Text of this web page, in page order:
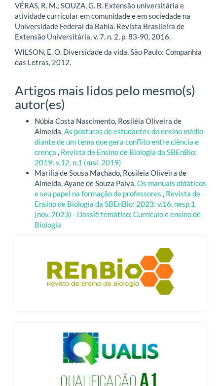
VÉRAS, R. M.; SOUZA, G. B. Extensão universitária e
atividade curricular em comunidade e em sociedade na
Universidade Federal da Bahia. Revista Brasileira de
Extensão Universitária, v. 7, n. 2, p. 83-90, 2016.
WILSON, E. O. Diversidade da vida. São Paulo: Companhia
das Letras, 2012.
Artigos mais lidos pelo mesmo(s)
autor(es)
Núbia Costa Nascimento, Rosiléia Oliveira de
Almeida,As posturas de estudantes do ensino médio
diante de um tema que gera conflito entre ciência e
crença , Revista de Ensino de Biologia da SBEnBio:
2019: v.12, n.1 (mai. 2019)
Marilia de Sousa Machado, Rosileia Oliveira de
Almeida, Ayane de Souza Paiva,Os manuais didáticos
e seu papel na formação de professores , Revista de
Ensino de Biologia da SBEnBio: 2023: v.16, nesp.1
(nov. 2023) - Dossiê temático: Currículo e ensino de
Biologia